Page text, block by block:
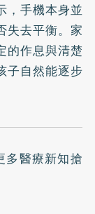
，手機本身並
失去平衡。家
的作息與清楚
子自然能逐步
多醫療新知搶